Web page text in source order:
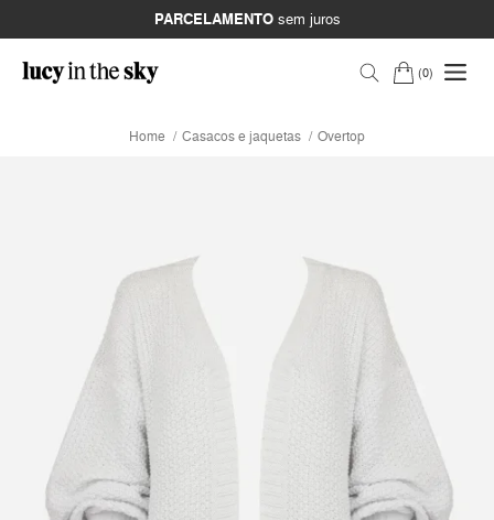
PARCELAMENTOsem juros
0
Home Casacos e jaquetas Overtop